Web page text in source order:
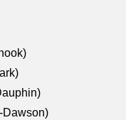
Dawson)